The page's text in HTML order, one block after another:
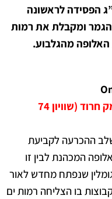
הפסידה לראשונה
ומקבלת את רמות
מהגלבוע.
רמות ים עמק חפר – רב תחומי עמק חרוד (שוויון 74
ההכרעה לקביעת
המכהנת לבין זו
שנפתח מחדש לאור
בו הצליחה רמות ים